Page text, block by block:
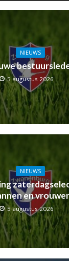
NIEUWS
5 augustus 2026
NIEUWS
en
5 augustus 2026